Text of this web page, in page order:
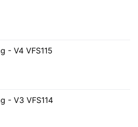
- V4 VFS115
- V3 VFS114